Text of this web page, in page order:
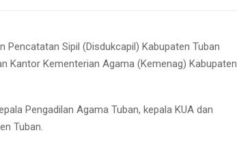
Pencatatan Sipil (Disdukcapil) Kabupaten Tuban
Kantor Kementerian Agama (Kemenag) Kabupaten
Pengadilan Agama Tuban, kepala KUA dan
Tuban.